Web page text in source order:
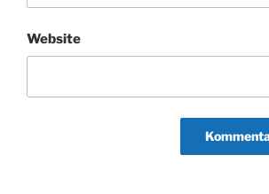
Website